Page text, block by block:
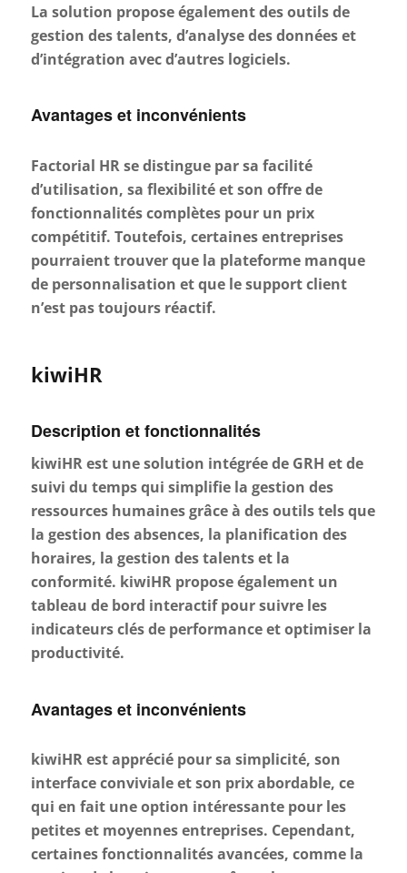
La solution propose également des outils de
gestion des talents, d’analyse des données et
d’intégration avec d’autres logiciels.
Avantages et inconvénients
Factorial HR se distingue par sa facilité
d’utilisation, sa flexibilité et son offre de
fonctionnalités complètes pour un prix
compétitif. Toutefois, certaines entreprises
pourraient trouver que la plateforme manque
de personnalisation et que le support client
n’est pas toujours réactif.
kiwiHR
Description et fonctionnalités
kiwiHR est une solution intégrée de GRH et de
suivi du temps qui simplifie la gestion des
ressources humaines grâce à des outils tels que
la gestion des absences, la planification des
horaires, la gestion des talents et la
conformité. kiwiHR propose également un
tableau de bord interactif pour suivre les
indicateurs clés de performance et optimiser la
productivité.
Avantages et inconvénients
kiwiHR est apprécié pour sa simplicité, son
interface conviviale et son prix abordable, ce
qui en fait une option intéressante pour les
petites et moyennes entreprises. Cependant,
certaines fonctionnalités avancées, comme la